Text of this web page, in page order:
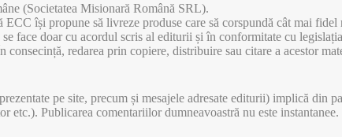
(Societatea Misionară Română SRL).
își propune să livreze produse care să corspundă cât mai fidel
face doar cu acordul scris al editurii și în conformitate cu
redarea prin copiere, distribuire sau citare a acestor
pe site, precum și mesajele adresate editurii) implică din
Publicarea comentariilor dumneavoastră nu este